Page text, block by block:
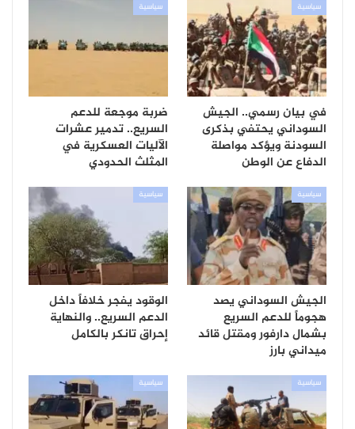
سياسية
في بيان رسمي.. الجيش
السوداني يحتفي بذكرى
السودنة ويؤكد مواصلة
الدفاع عن الوطن
سياسية
ضربة موجعة للدعم
السريع.. تدمير عشرات
الآليات العسكرية في
المثلث الحدودي
سياسية
الجيش السوداني يصد
هجوماً للدعم السريع
بشمال دارفور ومقتل قائد
ميداني بارز
سياسية
الوقود يفجر خلافاً داخل
الدعم السريع.. والنهاية
إحراق تانكر بالكامل
سياسية سياسية